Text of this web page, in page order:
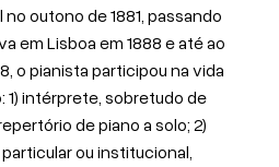
outono de 1881, passando
em Lisboa em 1888 e até ao
o pianista participou na vida
1) intérprete, sobretudo de
de piano a solo; 2)
ou institucional,